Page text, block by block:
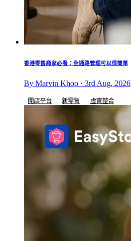
香港零售商家必看：全通路管理可以很簡單
By Marvin Khoo · 3rd Aug, 2026
開店平台 新零售 虛實整合